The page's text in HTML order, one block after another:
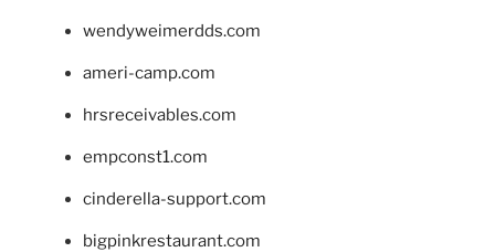
wendyweimerdds.com
ameri-camp.com
hrsreceivables.com
empconst1.com
cinderella-support.com
bigpinkrestaurant.com